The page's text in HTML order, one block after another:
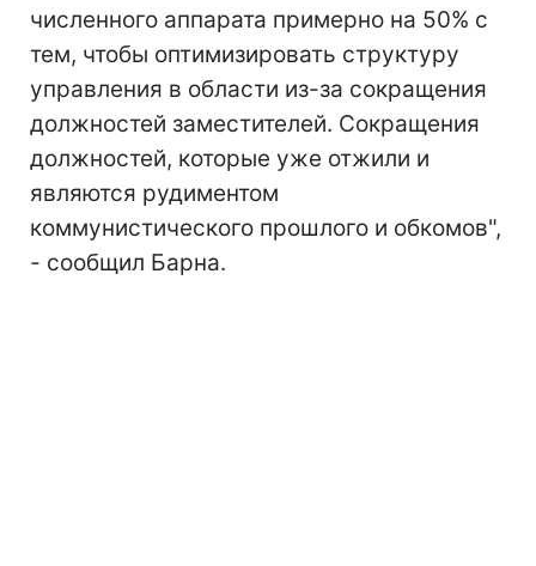
численного аппарата примерно на 50% с
тем, чтобы оптимизировать структуру
управления в области из-за сокращения
должностей заместителей. Сокращения
должностей, которые уже отжили и
являются рудиментом
коммунистического прошлого и обкомов",
- сообщил Барна.